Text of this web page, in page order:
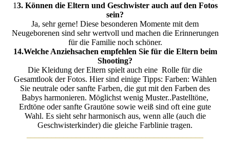
13. Können die Eltern und Geschwister auch auf den Fotos
sein?
Ja, sehr gerne! Diese besonderen Momente mit dem
Neugeborenen sind sehr wertvoll und machen die Erinnerungen
für die Familie noch schöner.
14.Welche Anziehsachen empfehlen Sie für die Eltern beim
Shooting?
Die Kleidung der Eltern spielt auch eine Rolle für die
Gesamtlook der Fotos. Hier sind einige Tipps: Farben: Wählen
Sie neutrale oder sanfte Farben, die gut mit den Farben des
Babys harmonieren. Möglichst wenig Muster..Pastelltöne,
Erdtöne oder sanfte Grautöne sowie weiß sind oft eine gute
Wahl. Es sieht sehr harmonisch aus, wenn alle (auch die
Geschwisterkinder) die gleiche Farblinie tragen.